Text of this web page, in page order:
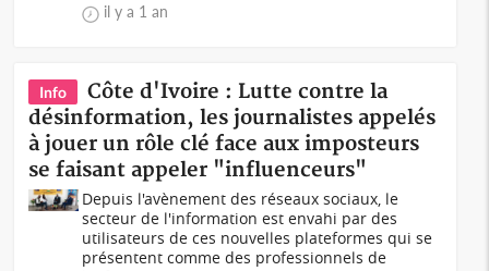
il y a 1 an
Info
Côte d'Ivoire : Lutte contre la
désinformation, les journalistes appelés
à jouer un rôle clé face aux imposteurs
se faisant appeler "influenceurs"
Depuis l'avènement des réseaux sociaux, le
secteur de l'information est envahi par des
utilisateurs de ces nouvelles plateformes qui se
présentent comme des professionnels de